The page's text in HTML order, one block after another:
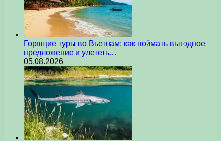
Горящие туры во Вьетнам: как поймать выгодное
предложение и улететь…
05.08.2026